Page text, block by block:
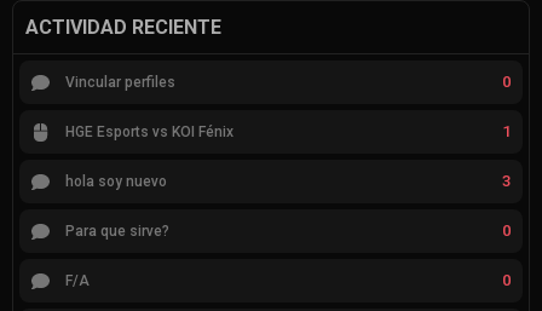
ACTIVIDAD RECIENTE
Vincular perfiles 0
HGE Esports vs KOI Fénix 1
hola soy nuevo 3
Para que sirve? 0
F/A 0